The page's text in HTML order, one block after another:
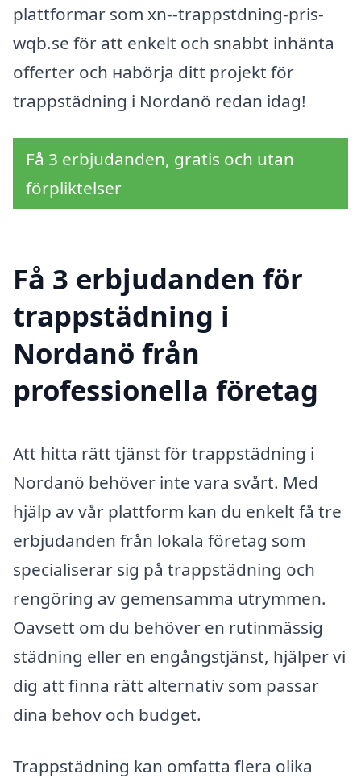
plattformar som xn--trappstdning-pris-
wqb.se för att enkelt och snabbt inhänta
offerter och наbörja ditt projekt för
trappstädning i Nordanö redan idag!
Få 3 erbjudanden, gratis och utan
förpliktelser
Få 3 erbjudanden för
trappstädning i
Nordanö från
professionella företag
Att hitta rätt tjänst för trappstädning i
Nordanö behöver inte vara svårt. Med
hjälp av vår plattform kan du enkelt få tre
erbjudanden från lokala företag som
specialiserar sig på trappstädning och
rengöring av gemensamma utrymmen.
Oavsett om du behöver en rutinmässig
städning eller en engångstjänst, hjälper vi
dig att finna rätt alternativ som passar
dina behov och budget.
Trappstädning kan omfatta flera olika